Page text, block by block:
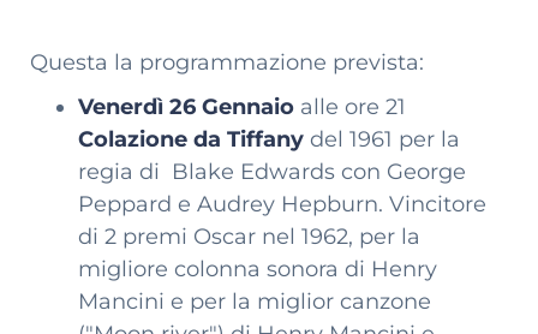
Questa la programmazione prevista:
Venerdì 26 Gennaio alle ore 21
Colazione da Tiffany del 1961 per la
regia di Blake Edwards con George
Peppard e Audrey Hepburn. Vincitore
di 2 premi Oscar nel 1962, per la
migliore colonna sonora di Henry
Mancini e per la miglior canzone